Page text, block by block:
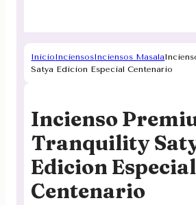
InicioInciensosInciensos Masala
Satya Edicion Especial Centenario
Incienso
Tranquility
Edicion Especial
Centenario